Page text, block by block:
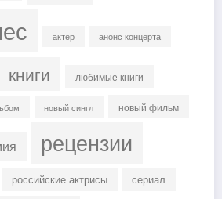
актер анонс концерта
книги любимые книги
новый сингл новый фильм
рецензии
российские актрисы сериал